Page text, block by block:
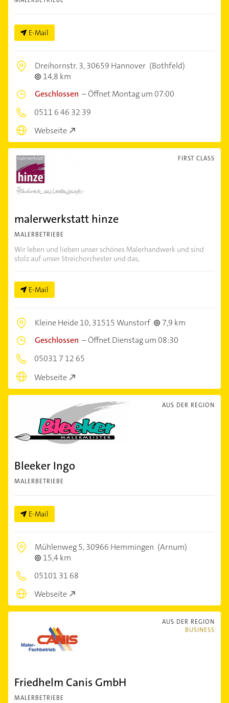
E-Mail
Dreihornstr. 3,30659 Hannover (Bothfeld)
14,8 km
Geschlossen –Öffnet Montag um 07:00
0511 6 46 32 39
Webseite
FIRST CLASS
malerwerkstatt hinze
MALERBETRIEBE
Wir leben und lieben unser schönes Malerhandwerk und sind
stolz auf unser Streichorchester und das,
E-Mail
Kleine Heide 10,31515 Wunstorf
7,9 km
Geschlossen –Öffnet Dienstag um 08:30
05031 7 12 65
Webseite
AUS DER REGION
Bleeker Ingo
MALERBETRIEBE
E-Mail
Mühlenweg 5,30966 Hemmingen (Arnum)
15,4 km
05101 31 68
Webseite
AUS DER REGION
BUSINESS
Friedhelm Canis GmbH
MALERBETRIEBE